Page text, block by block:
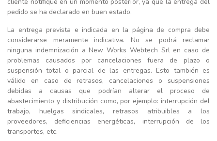
pedido se ha declarado en buen estado.
La entrega prevista e indicada en la página de compra debe
considerarse meramente indicativa. No se podrá reclamar
ninguna indemnización a New Works Webtech Srl en caso de
problemas causados por cancelaciones fuera de plazo o
suspensión total o parcial de las entregas. Esto también es
válido en caso de retrasos, cancelaciones o suspensiones
debidas a causas que podrían alterar el proceso de
abastecimiento y distribución como, por ejemplo: interrupción del
trabajo, huelgas sindicales, retrasos atribuibles a los
proveedores, deficiencias energéticas, interrupción de los
transportes, etc.